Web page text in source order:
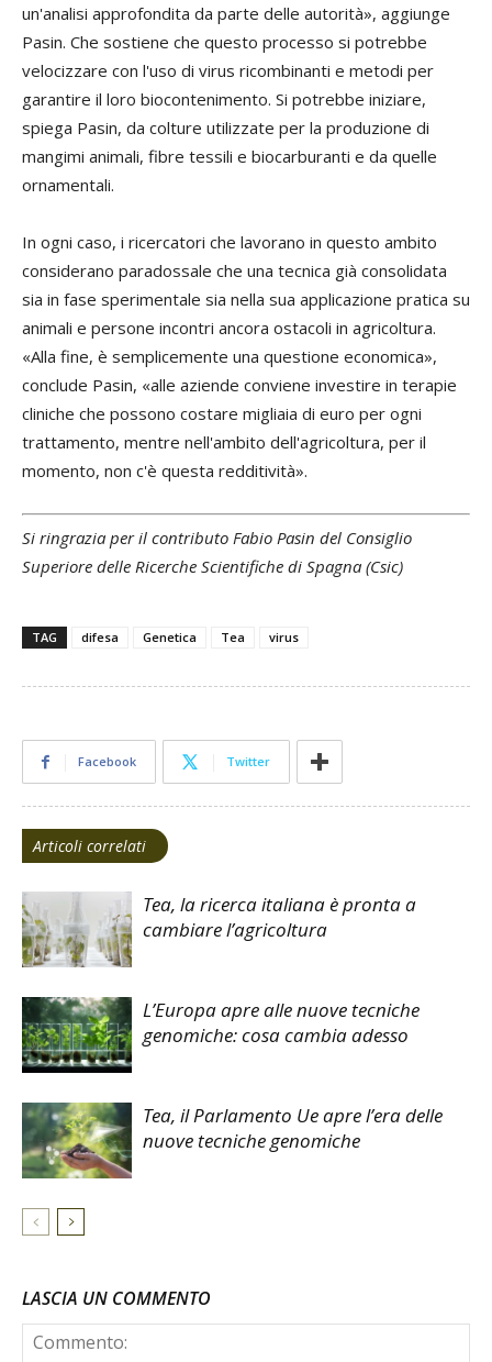
un'analisi approfondita da parte delle autorità», aggiunge
Pasin. Che sostiene che questo processo si potrebbe
velocizzare con l'uso di virus ricombinanti e metodi per
garantire il loro biocontenimento. Si potrebbe iniziare,
spiega Pasin, da colture utilizzate per la produzione di
mangimi animali, fibre tessili e biocarburanti e da quelle
ornamentali.
In ogni caso, i ricercatori che lavorano in questo ambito
considerano paradossale che una tecnica già consolidata
sia in fase sperimentale sia nella sua applicazione pratica su
animali e persone incontri ancora ostacoli in agricoltura.
«Alla fine, è semplicemente una questione economica»,
conclude Pasin, «alle aziende conviene investire in terapie
cliniche che possono costare migliaia di euro per ogni
trattamento, mentre nell'ambito dell'agricoltura, per il
momento, non c'è questa redditività».
Si ringrazia per il contributo Fabio Pasin del Consiglio
Superiore delle Ricerche Scientifiche di Spagna (Csic)
TAG difesa Genetica Tea virus
Facebook Twitter
Articoli correlati
Tea, la ricerca italiana è pronta a
cambiare l’agricoltura
L’Europa apre alle nuove tecniche
genomiche: cosa cambia adesso
Tea, il Parlamento Ue apre l’era delle
nuove tecniche genomiche
LASCIA UN COMMENTO